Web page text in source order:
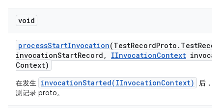
void
processStartInvocation(TestRecordProto . Test
invocationStartRecord , IInvocationContext
Context)
在发生 invocationStarted(IInvocationContext)
后，
测记录 proto。